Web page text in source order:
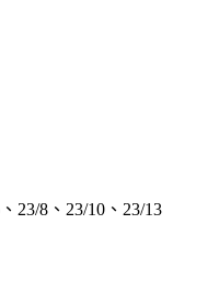
23/8、23/10、23/13